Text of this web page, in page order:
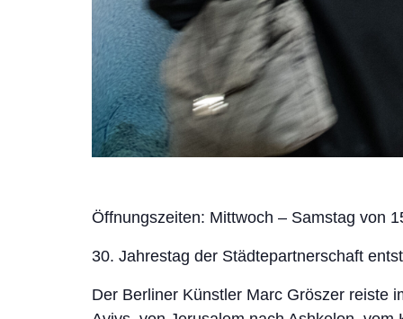
Öffnungszeiten: Mittwoch – Samstag von
30. Jahrestag der Städtepartnerschaft
Der Berliner Künstler Marc Gröszer reiste